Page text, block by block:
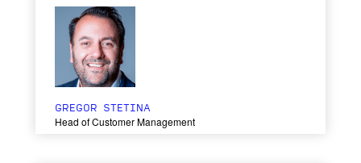
GREGOR STETINA
Head of Customer Management